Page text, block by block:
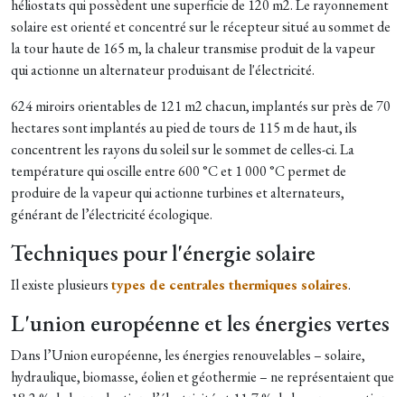
héliostats qui possèdent une superficie de 120 m2. Le rayonnement
solaire est orienté et concentré sur le récepteur situé au sommet de
la tour haute de 165 m, la chaleur transmise produit de la vapeur
qui actionne un alternateur produisant de l'électricité.
624 miroirs orientables de 121 m2 chacun, implantés sur près de 70
hectares sont implantés au pied de tours de 115 m de haut, ils
concentrent les rayons du soleil sur le sommet de celles-ci. La
température qui oscille entre 600 °C et 1 000 °C permet de
produire de la vapeur qui actionne turbines et alternateurs,
générant de l’électricité écologique.
Techniques pour l'énergie solaire
Il existe plusieurstypes de centrales thermiques solaires.
L'union européenne et les énergies vertes
Dans l’Union européenne, les énergies renouvelables – solaire,
hydraulique, biomasse, éolien et géothermie – ne représentaient que